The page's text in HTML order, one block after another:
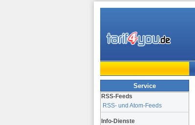
Service
RSS-Feeds
RSS- und Atom-Feeds
Info-Dienste